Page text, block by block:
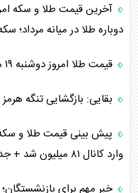
دوباره طلا در میانه مرداد؛ سکه امامی
قیمت طلا امروز دوشنبه ۱۹ مرداد ۱۴۰۵ + جدول
بقایی: بازگشایی تنگه
وارد کانال ۸۱ میلیون شد + جدول
خبر مهم برای